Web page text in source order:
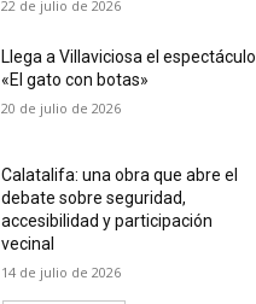
22 de julio de 2026
Llega a Villaviciosa el espectáculo
«El gato con botas»
20 de julio de 2026
Calatalifa: una obra que abre el
debate sobre seguridad,
accesibilidad y participación
vecinal
14 de julio de 2026